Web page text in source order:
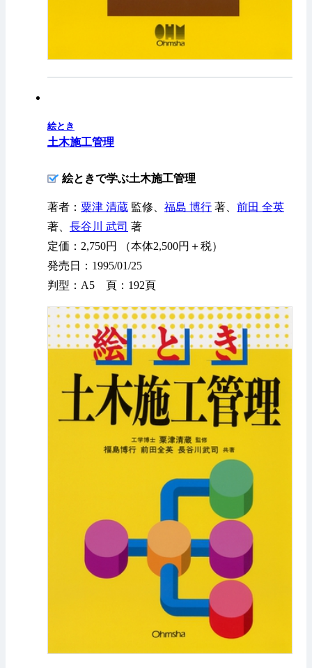
絵とき
土木施工管理
絵ときで学ぶ土木施工管理
著者： 粟津 清蔵 監修、 福島 博行 著、 前田 全英
著、 長谷川 武司 著
定価：2,750円 （本体2,500円＋税）
発売日：1995/01/25
判型：A5 頁：192頁